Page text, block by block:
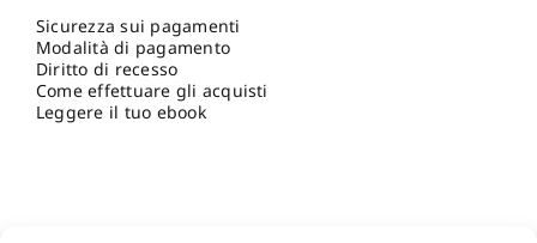
Sicurezza sui pagamenti
Modalità di pagamento
Diritto di recesso
Come effettuare gli acquisti
Leggere il tuo ebook